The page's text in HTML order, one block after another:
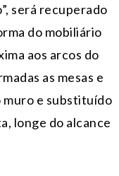
será recuperado
do mobiliário
aos arcos do
as mesas e
e substituído
longe do alcance